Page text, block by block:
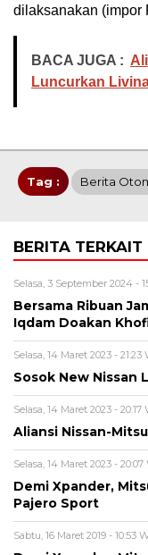
dilaksanakan (impor
BACA JUGA :
Luncurkan
Tag : Berita
BERITA TERKAIT
Selasa, 3 September 2024 -
Bersama Ribuan
Iqdam Doakan
Selasa, 14 Maret 2023 - 21:23
Sosok New Nissan
Selasa, 14 Maret 2023 - 20:17
Aliansi Nissan-
Selasa, 14 Maret 2023 - 20:07
Demi Xpander,
Pajero Sport
Sabtu, 16 Maret 2019 - 10:53